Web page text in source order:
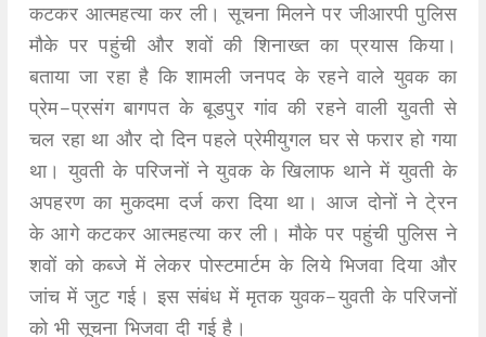
कटकर आत्महत्या कर ली। सूचना मिलने पर जीआरपी पुलिस
मौके पर पहुंची और शवों की शिनाख्त का प्रयास किया।
बताया जा रहा है कि शामली जनपद के रहने वाले युवक का
प्रेम-प्रसंग बागपत के बूडपुर गांव की रहने वाली युवती से
चल रहा था और दो दिन पहले प्रेमीयुगल घर से फरार हो गया
था। युवती के परिजनों ने युवक के खिलाफ थाने में युवती के
अपहरण का मुकदमा दर्ज करा दिया था। आज दोनों ने टे्रन
के आगे कटकर आत्महत्या कर ली। मौके पर पहुंची पुलिस ने
शवों को कब्जे में लेकर पोस्टमार्टम के लिये भिजवा दिया और
जांच में जुट गई। इस संबंध में मृतक युवक-युवती के परिजनों
को भी सूचना भिजवा दी गई है।